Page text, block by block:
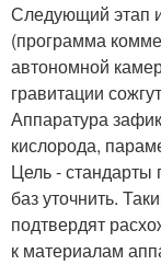
Следующий этап
(программа
автономной
гравитации
Аппаратура
кислорода,
Цель - стандарты
баз уточнить.
подтвердят
к материалам